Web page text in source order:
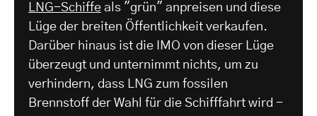
LNG-Schiffe als "grün" anpreisen und diese
Lüge der breiten Öffentlichkeit verkaufen.
Darüber hinaus ist die IMO von dieser Lüge
überzeugt und unternimmt nichts, um zu
verhindern, dass LNG zum fossilen
Brennstoff der Wahl für die Schifffahrt wird -